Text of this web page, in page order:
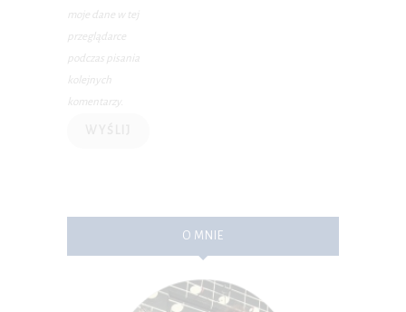
moje dane w tej
przeglądarce
podczas pisania
kolejnych
komentarzy.
O MNIE